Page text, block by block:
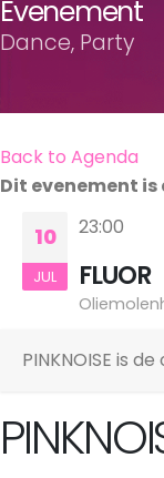
Evenement
Dance, Party
Back to Agenda
Dit evenement
10
JUL
23:00
FLUOR
PINKNOISE is